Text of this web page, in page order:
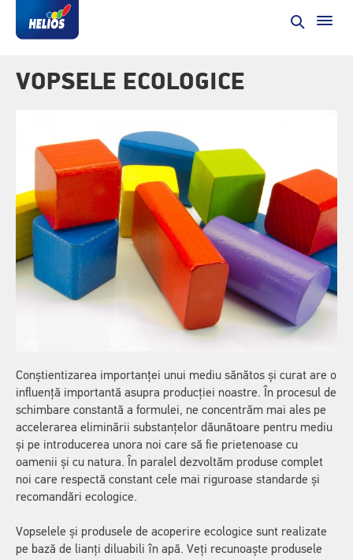
VOPSELE ECOLOGICE
Conștientizarea importanței unui mediu sănătos și curat are o
influență importantă asupra producției noastre. În procesul de
schimbare constantă a formulei, ne concentrăm mai ales pe
accelerarea eliminării substanțelor dăunătoare pentru mediu
și pe introducerea unora noi care să fie prietenoase cu
oamenii și cu natura. În paralel dezvoltăm produse complet
noi care respectă constant cele mai riguroase standarde și
recomandări ecologice.
Vopselele și produsele de acoperire ecologice sunt realizate
pe bază de lianți diluabili în apă. Veți recunoaște produsele